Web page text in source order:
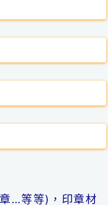
…等等)，印章材